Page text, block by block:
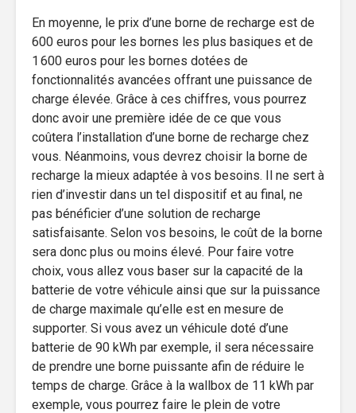
En moyenne, le prix d’une borne de recharge est de
600 euros pour les bornes les plus basiques et de
1 600 euros pour les bornes dotées de
fonctionnalités avancées offrant une puissance de
charge élevée. Grâce à ces chiffres, vous pourrez
donc avoir une première idée de ce que vous
coûtera l’installation d’une borne de recharge chez
vous. Néanmoins, vous devrez choisir la borne de
recharge la mieux adaptée à vos besoins. Il ne sert à
rien d’investir dans un tel dispositif et au final, ne
pas bénéficier d’une solution de recharge
satisfaisante. Selon vos besoins, le coût de la borne
sera donc plus ou moins élevé. Pour faire votre
choix, vous allez vous baser sur la capacité de la
batterie de votre véhicule ainsi que sur la puissance
de charge maximale qu’elle est en mesure de
supporter. Si vous avez un véhicule doté d’une
batterie de 90 kWh par exemple, il sera nécessaire
de prendre une borne puissante afin de réduire le
temps de charge. Grâce à la wallbox de 11 kWh par
exemple, vous pourrez faire le plein de votre